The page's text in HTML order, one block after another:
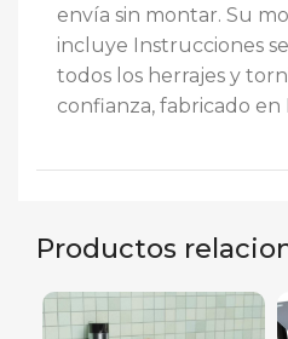
envía sin montar. Su
incluye Instrucciones
todos los herrajes y
confianza, fabricado en
Productos